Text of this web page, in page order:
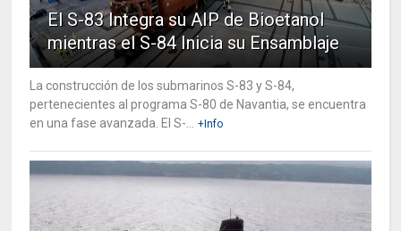
El S-83 Integra su AIP de Bioetanol
mientras el S-84 Inicia su Ensamblaje
La construcción de los submarinos S-83 y S-84,
pertenecientes al programa S-80 de Navantia, se encuentra
en una fase avanzada. El S-... +Info